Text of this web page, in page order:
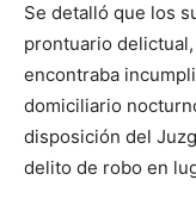
Se detalló que los
prontuario
encontraba
domiciliario
disposición del
delito de robo en